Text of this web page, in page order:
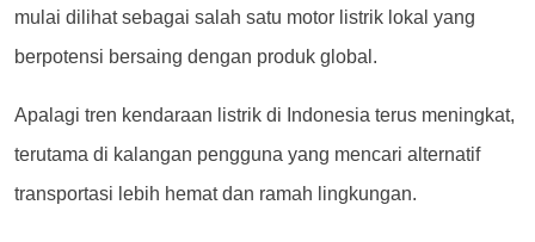
mulai dilihat sebagai salah satu motor listrik lokal yang
berpotensi bersaing dengan produk global.
Apalagi tren kendaraan listrik di Indonesia terus meningkat,
terutama di kalangan pengguna yang mencari alternatif
transportasi lebih hemat dan ramah lingkungan.